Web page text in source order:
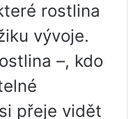
rostlina
vývoje.
–, kdo
přeje vidět